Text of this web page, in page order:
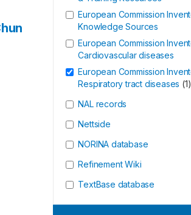
European Commission
Knowledge Sources
European Commission
Cardiovascular diseases
European Commission
Respiratory tract diseases (1)
NAL records
Nettside
NORINA database
Refinement Wiki
TextBase database